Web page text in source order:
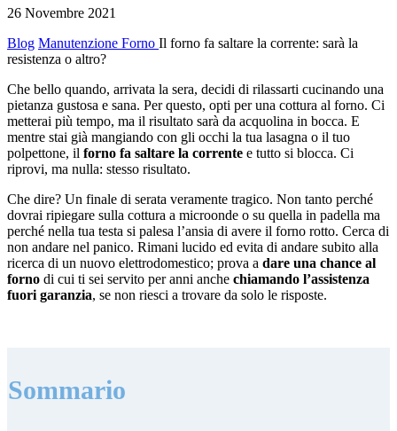
26 Novembre 2021
Blog Manutenzione Forno Il forno fa saltare la corrente: sarà la
resistenza o altro?
Che bello quando, arrivata la sera, decidi di rilassarti cucinando una
pietanza gustosa e sana. Per questo, opti per una cottura al forno. Ci
metterai più tempo, ma il risultato sarà da acquolina in bocca. E
mentre stai già mangiando con gli occhi la tua lasagna o il tuo
polpettone, il forno fa saltare la corrente e tutto si blocca. Ci
riprovi, ma nulla: stesso risultato.
Che dire? Un finale di serata veramente tragico. Non tanto perché
dovrai ripiegare sulla cottura a microonde o su quella in padella ma
perché nella tua testa si palesa l’ansia di avere il forno rotto. Cerca di
non andare nel panico. Rimani lucido ed evita di andare subito alla
ricerca di un nuovo elettrodomestico; prova a dare una chance al
forno di cui ti sei servito per anni anche chiamando l’assistenza
fuori garanzia, se non riesci a trovare da solo le risposte.
Sommario